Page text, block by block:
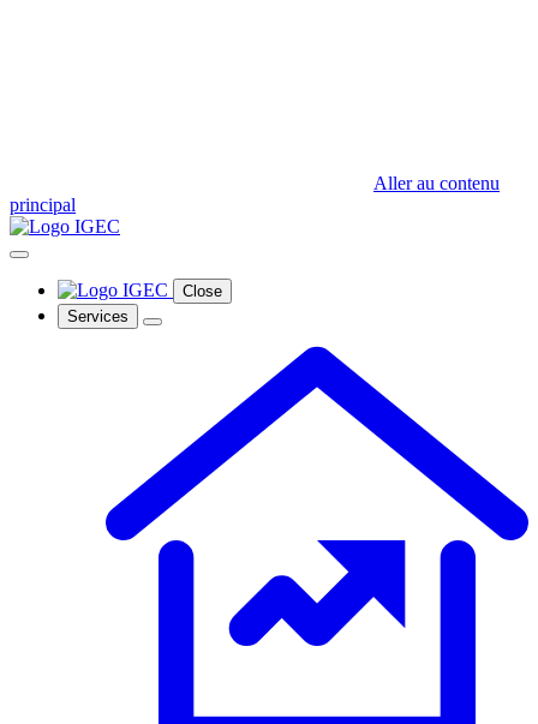
Aller au contenu
principal
Close
Services